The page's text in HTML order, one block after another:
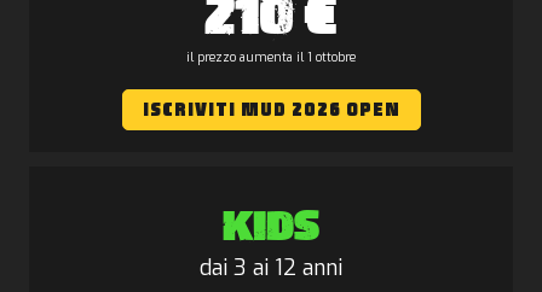
210 €
il prezzo aumenta il 1 ottobre
ISCRIVITI MUD 2026 OPEN
KIDS
dai 3 ai 12 anni